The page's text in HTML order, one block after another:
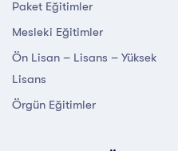
Paket Eğitimler
Mesleki Eğitimler
Ön Lisan – Lisans – Yüksek
Lisans
Örgün Eğitimler